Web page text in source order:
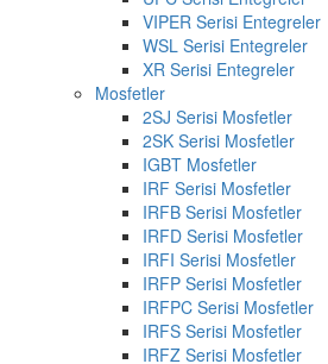
VIPER Serisi Entegreler
WSL Serisi Entegreler
XR Serisi Entegreler
Mosfetler
2SJ Serisi Mosfetler
2SK Serisi Mosfetler
IGBT Mosfetler
IRF Serisi Mosfetler
IRFB Serisi Mosfetler
IRFD Serisi Mosfetler
IRFI Serisi Mosfetler
IRFP Serisi Mosfetler
IRFPC Serisi Mosfetler
IRFS Serisi Mosfetler
IRFZ Serisi Mosfetler